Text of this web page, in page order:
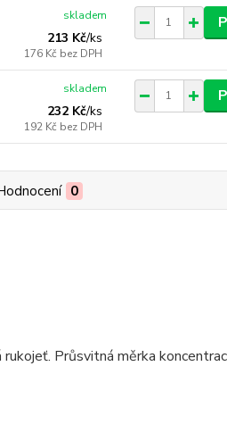
213 Kč/ks
176 Kč bez DPH
skladem
232 Kč/ks
192 Kč bez DPH
skladem
0
Průsvitná měrka